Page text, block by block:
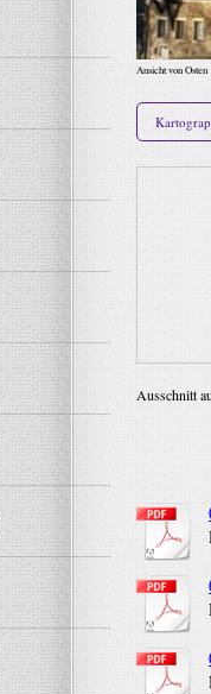
Ansicht von Osten
Ausschnitt